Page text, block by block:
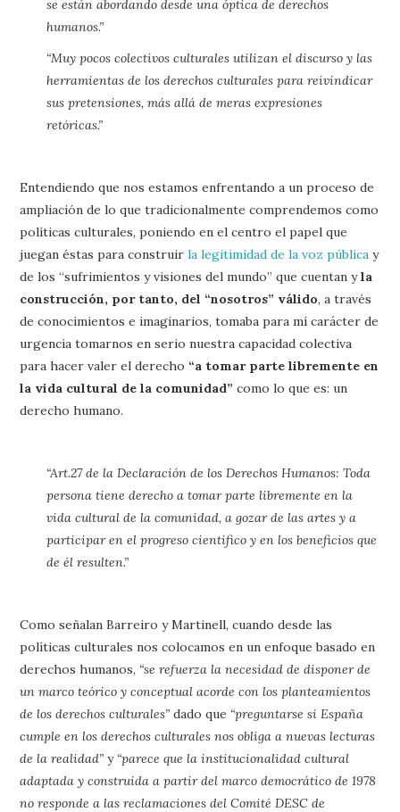
se están abordando desde una óptica de derechos
humanos.”
“Muy pocos colectivos culturales utilizan el discurso y las
herramientas de los derechos culturales para reivindicar
sus pretensiones, más allá de meras expresiones
retóricas.”
Entendiendo que nos estamos enfrentando a un proceso de
ampliación de lo que tradicionalmente comprendemos como
políticas culturales, poniendo en el centro el papel que
juegan éstas para construirla legitimidad de la voz pública y
de los “sufrimientos y visiones del mundo” que cuentan yla
construcción, por tanto, del “nosotros” válido, a través
de conocimientos e imaginarios, tomaba para mí carácter de
urgencia tomarnos en serio nuestra capacidad colectiva
para hacer valer el derecho “a tomar parte libremente en
la vida cultural de la comunidad” como lo que es: un
derecho humano.
“Art.27 de la Declaración de los Derechos Humanos: Toda
persona tiene derecho a tomar parte libremente en la
vida cultural de la comunidad, a gozar de las artes y a
participar en el progreso científico y en los beneficios que
de él resulten.”
Como señalan Barreiro y Martinell, cuando desde las
políticas culturales nos colocamos en un enfoque basado en
derechos humanos, “se refuerza la necesidad de disponer de
un marco teórico y conceptual acorde con los planteamientos
de los derechos culturales” dado que “preguntarse si España
cumple en los derechos culturales nos obliga a nuevas lecturas
de la realidad” y “parece que la institucionalidad cultural
adaptada y construida a partir del marco democrático de 1978
no responde a las reclamaciones del Comité DESC de